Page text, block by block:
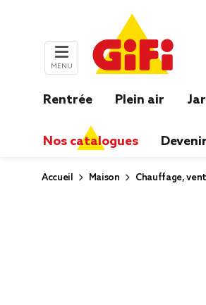
MENU
Rentrée Plein air
Nos catalogues Devenir
Accueil Maison Chauffage,